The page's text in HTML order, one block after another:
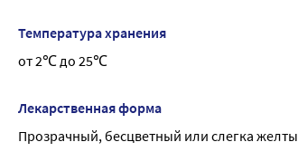
аспергилл нафтифин действует
фунгистатическую активность в
грамположительных и
Температура хранения
от 2℃ до 25℃
Лекарственная форма
Прозрачный, бесцветный или слегка